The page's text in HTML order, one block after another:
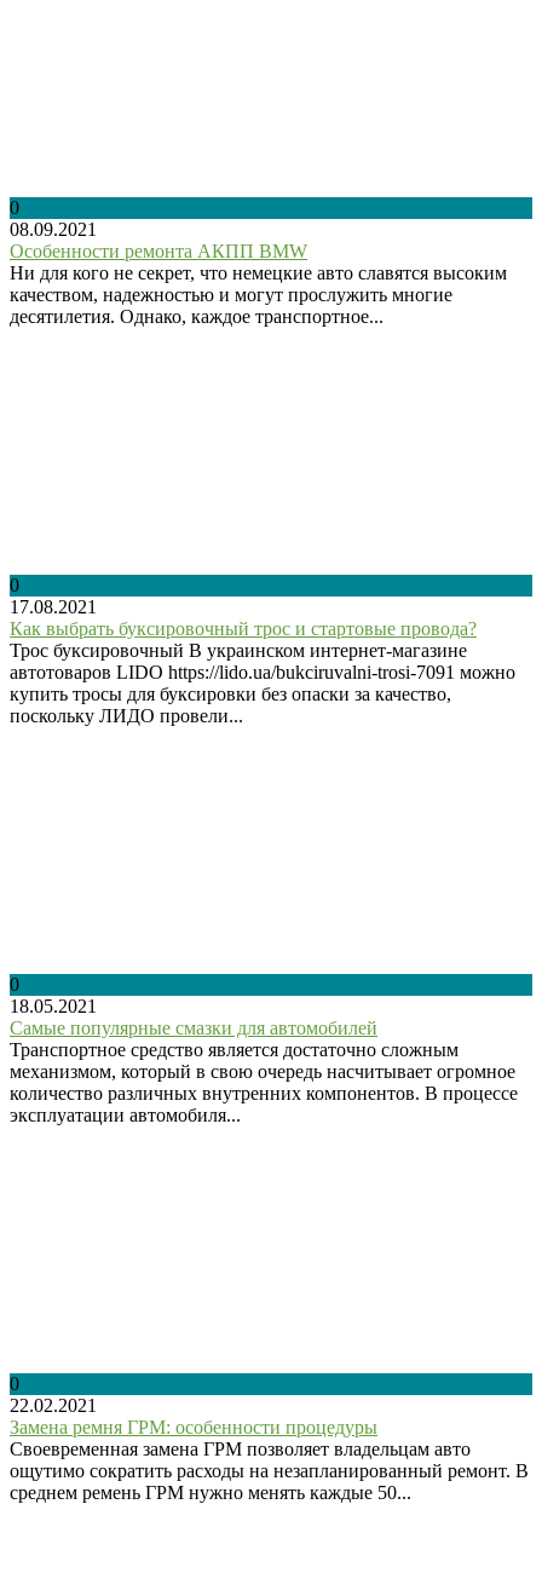
0
08.09.2021
Особенности ремонта АКПП BMW
Ни для кого не секрет, что немецкие авто славятся высоким
качеством, надежностью и могут прослужить многие
десятилетия. Однако, каждое транспортное...
0
17.08.2021
Как выбрать буксировочный трос и стартовые провода?
Трос буксировочный В украинском интернет-магазине
автотоваров LIDO https://lido.ua/bukciruvalni-trosi-7091 можно
купить тросы для буксировки без опаски за качество,
поскольку ЛИДО провели...
0
18.05.2021
Самые популярные смазки для автомобилей
Транспортное средство является достаточно сложным
механизмом, который в свою очередь насчитывает огромное
количество различных внутренних компонентов. В процессе
эксплуатации автомобиля...
0
22.02.2021
Замена ремня ГРМ: особенности процедуры
Своевременная замена ГРМ позволяет владельцам авто
ощутимо сократить расходы на незапланированный ремонт. В
среднем ремень ГРМ нужно менять каждые 50...